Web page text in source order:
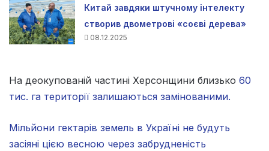
Китай завдяки штучному інтелекту
створив двометрові «соєві дерева»
08.12.2025
На деокупованій частині Херсонщини близько 60
тис. га території залишаються замінованими.
Мільйони гектарів земель в Україні не будуть
засіяні цією весною через забрудненість